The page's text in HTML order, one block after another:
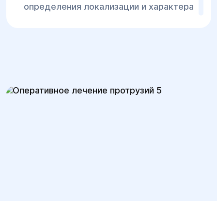
определения локализации и характера
оптимальный метод хирургии. Это может